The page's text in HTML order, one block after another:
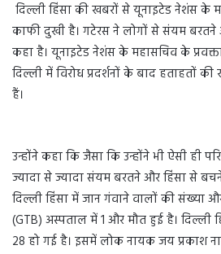
दिल्ली हिंसा की खबरों से यूनाइटेड नेशंस के
काफी दुखी है। गटेरस ने लोगों से संयम
कहा है। यूनाइटेड नेशंस के महासचिव के
दिल्ली में विरोध प्रदर्शनों के बाद हताहतों
हैं।
उन्होंने कहा कि जैसा कि उन्होंने भी ऐसी ही
ज्यादा से ज्यादा संयम बरतने और हिंसा से
दिल्ली हिंसा में जान गंवाने वालों की संख्या
(GTB) अस्पताल में 1 और मौत हुई है। दिल्ली
28 हो गई है। इसमें लोक नायक जय प्रकाश